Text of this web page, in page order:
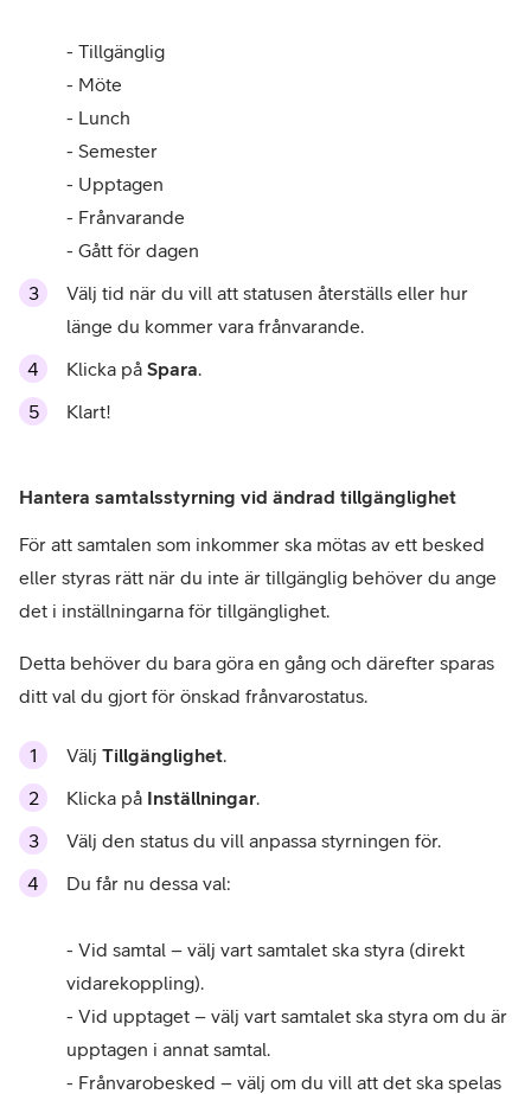
- Tillgänglig
- Möte
- Lunch
- Semester
- Upptagen
- Frånvarande
- Gått för dagen
Välj tid när du vill att statusen återställs eller hur
länge du kommer vara frånvarande.
Klicka på Spara.
Klart!
Hantera samtalsstyrning vid ändrad tillgänglighet
För att samtalen som inkommer ska mötas av ett besked
eller styras rätt när du inte är tillgänglig behöver du ange
det i inställningarna för tillgänglighet.
Detta behöver du bara göra en gång och därefter sparas
ditt val du gjort för önskad frånvarostatus.
Välj Tillgänglighet.
Klicka på Inställningar.
Välj den status du vill anpassa styrningen för.
Du får nu dessa val:
- Vid samtal – välj vart samtalet ska styra (direkt
vidarekoppling).
- Vid upptaget – välj vart samtalet ska styra om du är
upptagen i annat samtal.
- Frånvarobesked – välj om du vill att det ska spelas